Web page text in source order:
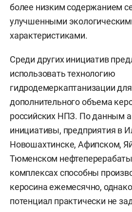
более низким содержанием
улучшенными
характеристиками.
Среди других инициатив
использовать технологию
гидродемеркаптанизации
дополнительного объема
российских НПЗ. По данным
инициативы, предприятия в
Новошахтинске, Афипском,
Тюменском
комплексах способны
керосина ежемесячно,
потенциал практически не